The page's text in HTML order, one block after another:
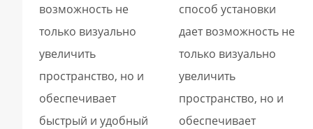
возможность не
только визуально
увеличить
пространство, но и
обеспечивает
быстрый и удобный
способ установки
дает возможность не
только визуально
увеличить
пространство, но и
обеспечивает